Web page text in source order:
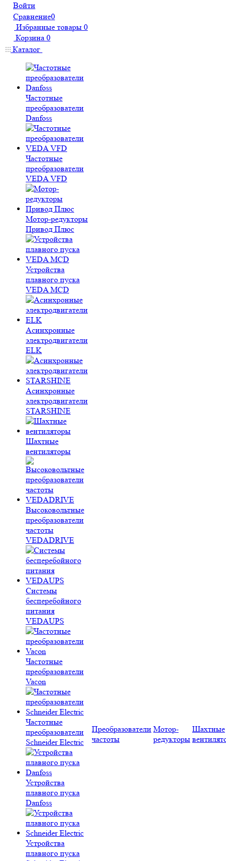
Войти
Сравнение0
Избранные товары 0
Корзина 0
Каталог
Частотные
преобразователи
Danfoss
Частотные
преобразователи
VEDA VFD
Мотор-редукторы
Привод Плюс
Устройства
плавного пуска
VEDA MCD
Асинхронные
электродвигатели
ELK
Асинхронные
электродвигатели
STARSHINE
Шахтные
вентиляторы
Высоковольтные
преобразователи
частоты
VEDADRIVE
Системы
бесперебойного
питания
VEDAUPS
Частотные
преобразователи
Vacon
Частотные
преобразователи
Schneider Electric
Устройства
плавного пуска
Danfoss
Устройства
плавного пуска
Преобразователи
частоты
Мотор-
редукторы
Шахтные